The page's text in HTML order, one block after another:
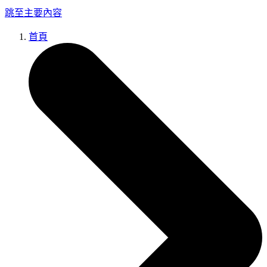
跳至主要內容
首頁